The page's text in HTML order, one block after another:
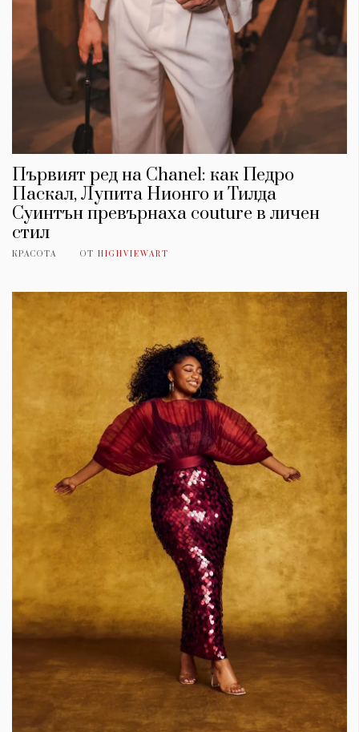
Първият ред на Chanel: как Педро
Паскал, Лупита Нионго и Тилда
Суинтън превърнаха couture в личен
стил
КРАСОТА ОТ HIGHVIEWART